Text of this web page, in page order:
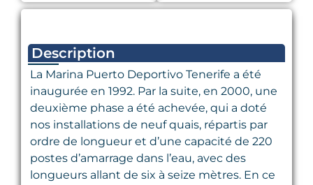
Description
La Marina Puerto Deportivo Tenerife a été
inaugurée en 1992. Par la suite, en 2000, une
deuxième phase a été achevée, qui a doté
nos installations de neuf quais, répartis par
ordre de longueur et d’une capacité de 220
postes d’amarrage dans l’eau, avec des
longueurs allant de six à seize mètres. En ce